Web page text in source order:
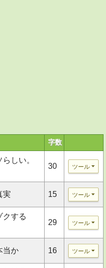
字数
しい。
30 ツール
実 15 ツール
クする
29 ツール
当か 16 ツール